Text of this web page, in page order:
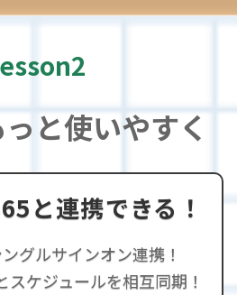
と使いやすく
と連携できる！
グルサインオン連携！
ケジュールを相互同期！